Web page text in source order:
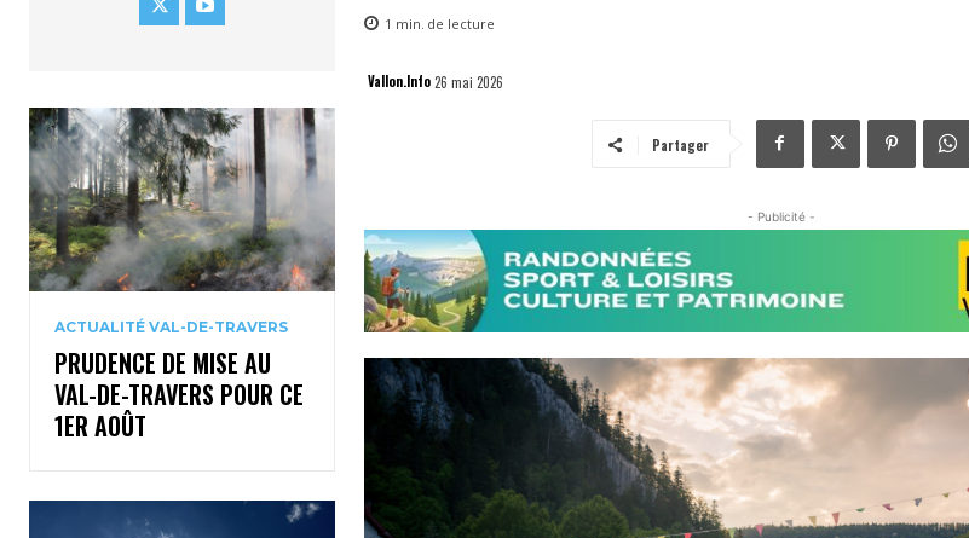
ACTUALITÉ VAL-DE-TRAVERS
PRUDENCE DE MISE AU
VAL-DE-TRAVERS POUR CE
1ER AOÛT
1 min. de lecture
Vallon.Info26 mai 2026
Partager
- Publicité -